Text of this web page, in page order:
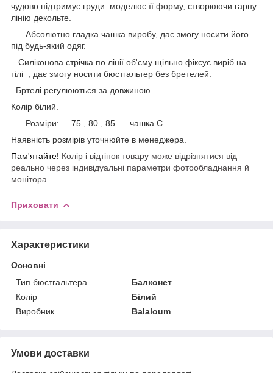
чудово підтримує груди моделює її форму, створюючи гарну
лінію декольте.
Абсолютно гладка чашка виробу, дає змогу носити його
під будь-який одяг.
Силіконова стрічка по лінії об'єму щільно фіксує виріб на
тілі , дає змогу носити бюстгальтер без бретелей.
Бртелі регулюються за довжиною
Колір білий.
Розміри: 75 , 80 , 85 чашка С
Наявність розмірів уточнюйте в менеджера.
Пам'ятайте! Колір і відтінок товару може відрізнятися від
реально через індивідуальні параметри фотообладнання й
монітора.
Приховати
Характеристики
Основні
Тип бюстгальтера
Балконет
Колір
Білий
Виробник
Balaloum
Умови доставки